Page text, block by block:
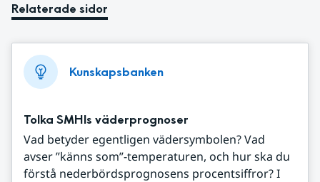
Relaterade sidor
Kunskapsbanken
Tolka SMHIs väderprognoser
Vad betyder egentligen vädersymbolen? Vad
avser ”känns som”-temperaturen, och hur ska du
förstå nederbördsprognosens procentsiffror? I